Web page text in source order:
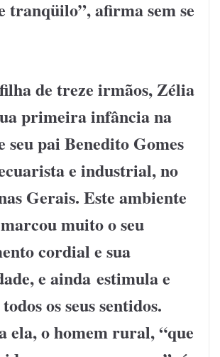
tranqüilo”, afirma sem se
de treze irmãos, Zélia
primeira infância na
seu pai Benedito Gomes
e industrial, no
Gerais. Este ambiente
muito o seu
cordial e sua
e ainda estimula e
os seus sentidos.
ela, o homem rural, “que